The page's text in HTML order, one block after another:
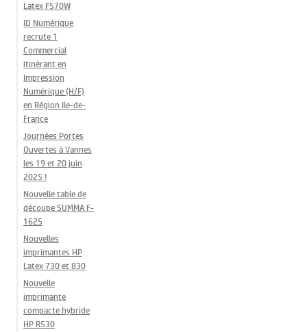
Latex FS70W
ID Numérique
recrute 1
Commercial
itinérant en
Impression
Numérique (H/F)
en Région Ile-de-
France
Journées Portes
Ouvertes à Vannes
les 19 et 20 juin
2025 !
Nouvelle table de
découpe SUMMA F-
1625
Nouvelles
imprimantes HP
Latex 730 et 830
Nouvelle
imprimante
compacte hybride
HP R530